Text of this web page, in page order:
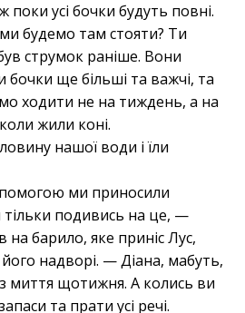
поки усі бочки будуть повні.
будемо там стояти? Ти
струмок раніше. Вони
ще більші та важчі, та
ходити не на тиждень, а на
жили коні.
нашої води і їли
ми приносили
тільки подивись на це, —
на барило, яке приніс Лус,
надворі. — Діана, мабуть,
миття щотижня. А колись ви
та прати усі речі.